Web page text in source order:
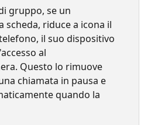
gruppo, se un
scheda, riduce a icona il
il suo dispositivo
al
Questo lo rimuove
chiamata in pausa e
quando la